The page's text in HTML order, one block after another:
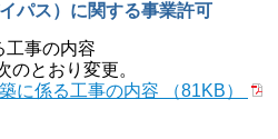
パス）に関する事業許可
工事の内容
のとおり変更。
に係る工事の内容 （81KB）